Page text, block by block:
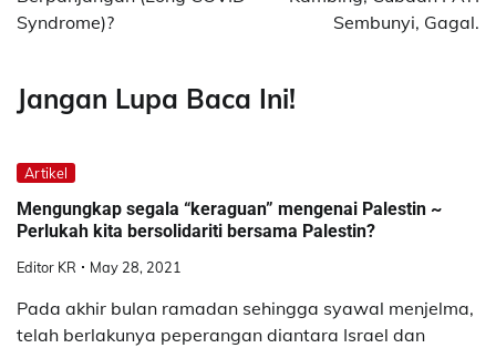
Syndrome)?
Sembunyi, Gagal.
Jangan Lupa Baca Ini!
Artikel
Mengungkap segala “keraguan” mengenai Palestin ~
Perlukah kita bersolidariti bersama Palestin?
Editor KR May 28, 2021
Pada akhir bulan ramadan sehingga syawal menjelma,
telah berlakunya peperangan diantara Israel dan